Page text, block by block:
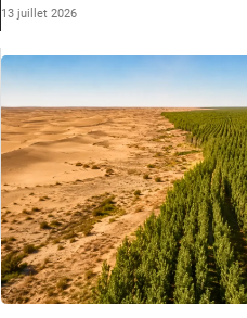
13 juillet 2026